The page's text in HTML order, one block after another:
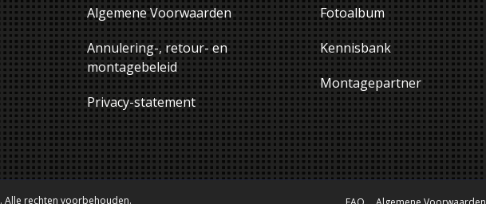
Algemene Voorwaarden
Annulering-, retour- en
montagebeleid
Privacy-statement
Fotoalbum
Kennisbank
Montagepartner
. Alle rechten voorbehouden.